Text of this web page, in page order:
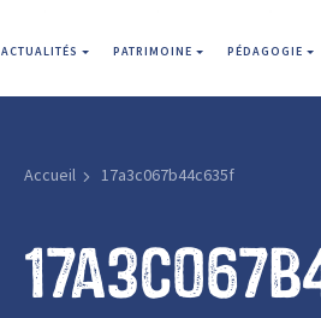
ACTUALITÉS PATRIMOINE PÉDAGOGIE
Accueil 17a3c067b44c635f